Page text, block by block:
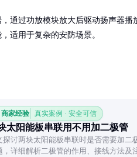
通过功放模块放大后驱动扬声器播
适用于复杂的安防场景。
商家经验 真实案例 · 安全可信
太阳能板串联用不用加二极管
探讨两块太阳能板串联时是否需要加二
，详细解析二极管的作用、接线方法及